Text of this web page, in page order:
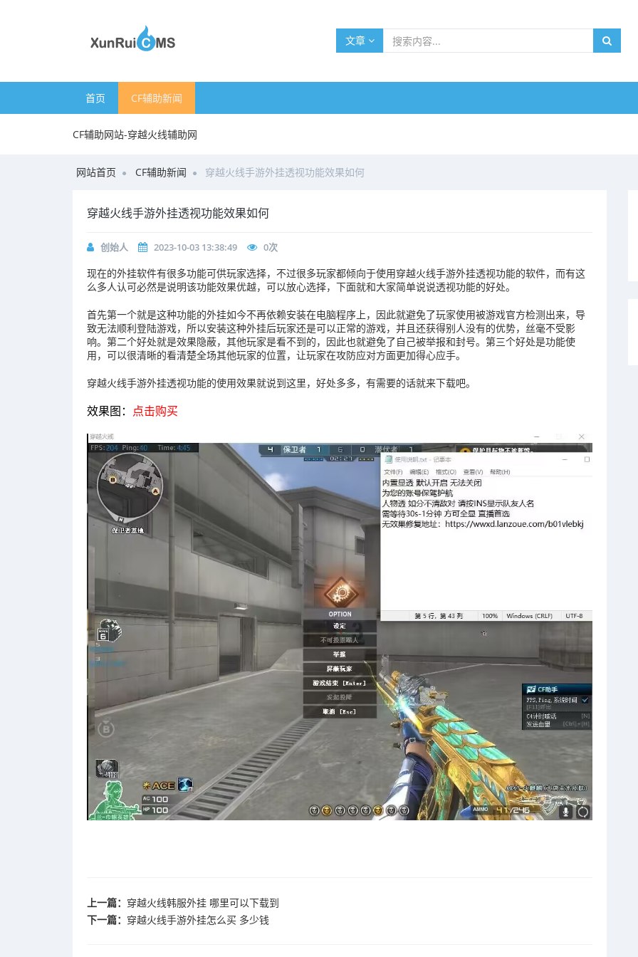
文章
首页 CF辅助新闻
CF辅助网站-穿越火线辅助网
网站首页 CF辅助新闻 穿越火线手游外挂透视功能效果如何
穿越火线手游外挂透视功能效果如何
创始人 2023-10-03 13:38:49 0次
现在的外挂软件有很多功能可供玩家选择，不过很多玩家都倾向于使用穿越火线手游外挂透视功能的软件，而有这
么多人认可必然是说明该功能效果优越，可以放心选择，下面就和大家简单说说透视功能的好处。
首先第一个就是这种功能的外挂如今不再依赖安装在电脑程序上，因此就避免了玩家使用被游戏官方检测出来，导
致无法顺利登陆游戏，所以安装这种外挂后玩家还是可以正常的游戏，并且还获得别人没有的优势，丝毫不受影
响。第二个好处就是效果隐蔽，其他玩家是看不到的，因此也就避免了自己被举报和封号。第三个好处是功能使
用，可以很清晰的看清楚全场其他玩家的位置，让玩家在攻防应对方面更加得心应手。
穿越火线手游外挂透视功能的使用效果就说到这里，好处多多，有需要的话就来下载吧。
效果图： 点击购买
上一篇： 穿越火线韩服外挂 哪里可以下载到
下一篇： 穿越火线手游外挂怎么买 多少钱